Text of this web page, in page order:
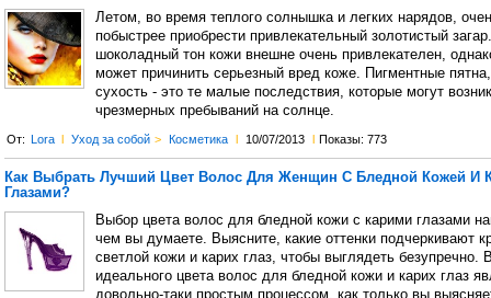
Летом, во время теплого солнышка и легких нарядов,
побыстрее приобрести привлекательный золотистый
шоколадный тон кожи внешне очень привлекателен,
может причинить серьезный вред коже. Пигментные
сухость - это те малые последствия, которые могут
чрезмерных пребываний на солнце.
От: Lora l Уход за собой > Косметика l 10/07/2013 l Показы: 773
Как Выбрать Лучший Цвет Волос Для Женщин С Бледной Кожей И
Глазами?
Выбор цвета волос для бледной кожи с карими глазами
чем вы думаете. Выясните, какие оттенки подчеркивают
светлой кожи и карих глаз, чтобы выглядеть безупречно.
идеального цвета волос для бледной кожи и карих глаз
довольно-таки простым процессом, как только вы